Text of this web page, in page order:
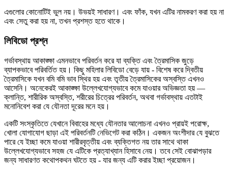
এগুলোর কোনোটিই ভুল নয়। উভয়ই সাধারণ। এবং ফাঁক, যখন এটির নামকরণ করা হয় না
এবং সেতু করা হয় না, তখন প্রশস্ত হতে থাকে।
লিবিডো প্রশ্ন
গর্ভাবস্থায় আকাঙ্ক্ষা এমনভাবে পরিবর্তন করে যা ব্যক্তি এবং ত্রৈমাসিক জুড়ে
ব্যাপকভাবে পরিবর্তিত হয়। কিছু মহিলার লিবিডো বেড়ে যায় - বিশেষ করে দ্বিতীয়
ত্রৈমাসিকে যখন বমি বমি ভাব স্থির হয় এবং তৃতীয় ত্রৈমাসিকের অস্বস্তি এখনও
আসেনি। অনেকেরই আকাঙ্ক্ষা উল্লেখযোগ্যভাবে কমে যাওয়ার অভিজ্ঞতা হয় —
ক্লান্তি, শারীরিক অস্বস্তি, শরীরের চিত্রের পরিবর্তন, অথবা গর্ভাবস্থায় এতটাই
মনোনিবেশ করা যে যৌনতা দূরের মনে হয়।
একটি সংস্কৃতিতে যেখানে বিবাহের মধ্যে যৌনতার আলোচনা এখনও প্রায়ই পরোক্ষ,
খোলা যোগাযোগ ছাড়া এই পরিবর্তনটি নেভিগেট করা কঠিন। একজন অংশীদার যে বুঝতে
পারে যে ইচ্ছা কমে যাওয়া শারীরবৃত্তীয় এবং ব্যক্তিগত নয় তার সাথে থাকা
উল্লেখযোগ্যভাবে সহজ যে এটিকে প্রত্যাখ্যান হিসাবে নেয়। তবে সেই বোঝাপড়ার
জন্য সাধারণত কথোপকথন ঘটতে হয় - যার জন্য এটি করার ইচ্ছা প্রয়োজন।